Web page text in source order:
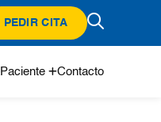
PEDIR CITA
Paciente Contacto